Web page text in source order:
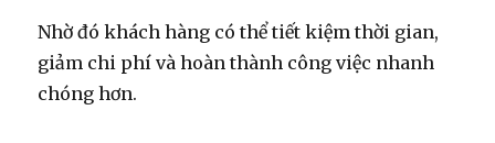
Nhờ đó khách hàng có thể tiết kiệm thời gian,
giảm chi phí và hoàn thành công việc nhanh
chóng hơn.